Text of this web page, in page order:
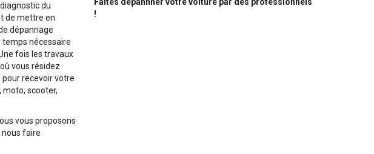
du
de mettre en
dépannage
temps nécessaire
fois les travaux
vous résidez
recevoir votre
moto, scooter,
vous proposons
nous faire
!